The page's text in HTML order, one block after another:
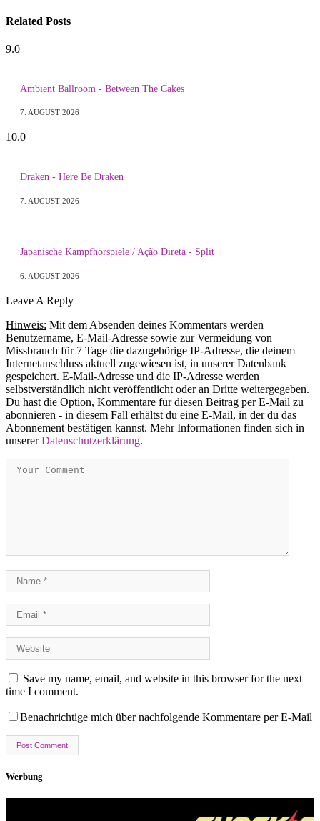
Related Posts
9.0
Ambient Ballroom - Between The Cakes
7. AUGUST 2026
10.0
Draken - Here Be Draken
7. AUGUST 2026
Japanische Kampfhörspiele / Ação Direta - Split
6. AUGUST 2026
Leave A Reply
Hinweis: Mit dem Absenden deines Kommentars werden
Benutzername, E-Mail-Adresse sowie zur Vermeidung von
Missbrauch für 7 Tage die dazugehörige IP-Adresse, die deinem
Internetanschluss aktuell zugewiesen ist, in unserer Datenbank
gespeichert. E-Mail-Adresse und die IP-Adresse werden
selbstverständlich nicht veröffentlicht oder an Dritte weitergegeben.
Du hast die Option, Kommentare für diesen Beitrag per E-Mail zu
abonnieren - in diesem Fall erhältst du eine E-Mail, in der du das
Abonnement bestätigen kannst. Mehr Informationen finden sich in
unsererDatenschutzerklärung.
Save my name, email, and website in this browser for the next
time I comment.
Benachrichtige mich über nachfolgende Kommentare per E-Mail
Werbung